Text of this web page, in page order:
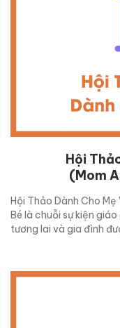
Hội
(Mom
Hội Thảo Dành Cho Mẹ
Bé là chuỗi sự kiện
tương lai và gia đình